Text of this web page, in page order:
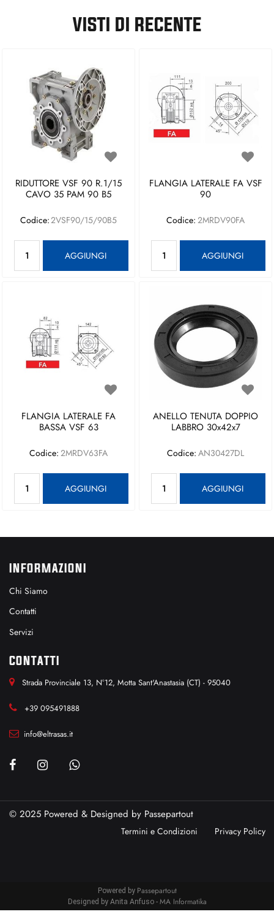
VISTI DI RECENTE
RIDUTTORE VSF 90 R.1/15
CAVO 35 PAM 90 B5
Codice:2VSF90/15/90B5
AGGIUNGI
FLANGIA LATERALE FA VSF
90
Codice: 2MRDV90FA
AGGIUNGI
FLANGIA LATERALE FA
BASSA VSF 63
Codice: 2MRDV63FA
AGGIUNGI
ANELLO TENUTA DOPPIO
LABBRO 30x42x7
Codice: AN30427DL
AGGIUNGI
INFORMAZIONI
Chi Siamo
Contatti
Servizi
CONTATTI
Strada Provinciale 13, N°12, Motta Sant'Anastasia (CT) - 95040
+39 095491888
info@eltrasas.it
© 2025 Powered & Designed by Passepartout
Termini e Condizioni Privacy Policy
Powered by Passepartout
Designed by Anita Anfuso - MA Informatika